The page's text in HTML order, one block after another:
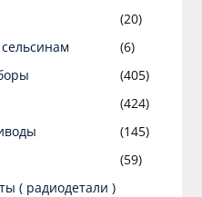
(20)
(6)
(405)
(424)
(145)
(59)
( радиодетали )